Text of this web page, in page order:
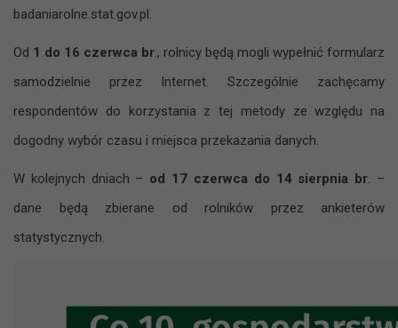
badaniarolne.stat.gov.pl.
Od 1 do 16 czerwca br., rolnicy będą mogli wypełnić formularz
samodzielnie przez Internet. Szczególnie zachęcamy
respondentów do korzystania z tej metody ze względu na
dogodny wybór czasu i miejsca przekazania danych.
W kolejnych dniach – od 17 czerwca do 14 sierpnia br. –
dane będą zbierane od rolników przez ankieterów
statystycznych.